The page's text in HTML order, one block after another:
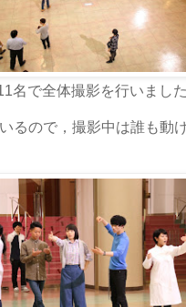
名で全体撮影を行いました
るので，撮影中は誰も動